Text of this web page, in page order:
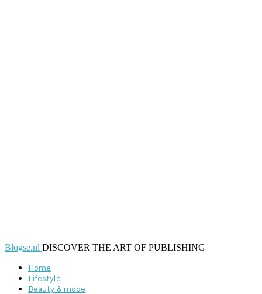
Blogse.nl DISCOVER THE ART OF PUBLISHING
Home
Lifestyle
Beauty & mode